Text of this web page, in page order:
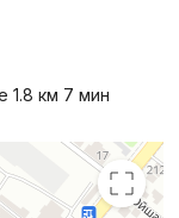
1.8 км 7 мин